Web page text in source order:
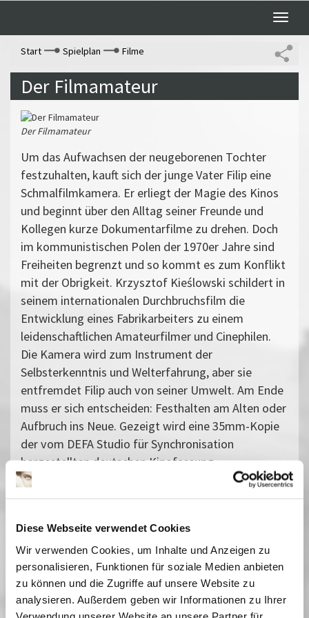
Diese Webseite verwendet Cookies
Wir verwenden Cookies, um Inhalte und Anzeigen zu
personalisieren, Funktionen für soziale Medien anbieten
zu können und die Zugriffe auf unsere Website zu
analysieren. Außerdem geben wir Informationen zu Ihrer
Verwendung unserer Website an unsere Partner für
Toggle
Start
Spielplan Filme
Der Filmamateur
Der Filmamateur
Um das Aufwachsen der neugeborenen Tochter
festzuhalten, kauft sich der junge Vater Filip eine
Schmalfilmkamera. Er erliegt der Magie des Kinos
und beginnt über den Alltag seiner Freunde und
Kollegen kurze Dokumentarfilme zu drehen. Doch
im kommunistischen Polen der 1970er Jahre sind
Freiheiten begrenzt und so kommt es zum Konflikt
mit der Obrigkeit. Krzysztof Kieślowski schildert in
seinem internationalen Durchbruchsfilm die
Entwicklung eines Fabrikarbeiters zu einem
leidenschaftlichen Amateurfilmer und Cinephilen.
Die Kamera wird zum Instrument der
Selbsterkenntnis und Welterfahrung, aber sie
entfremdet Filip auch von seiner Umwelt. Am Ende
muss er sich entscheiden: Festhalten am Alten oder
Aufbruch ins Neue. Gezeigt wird eine 35mm-Kopie
der vom DEFA Studio für Synchronisation
hergestellten deutschen Kinofassung.
06 Juli 2018 | 20:30